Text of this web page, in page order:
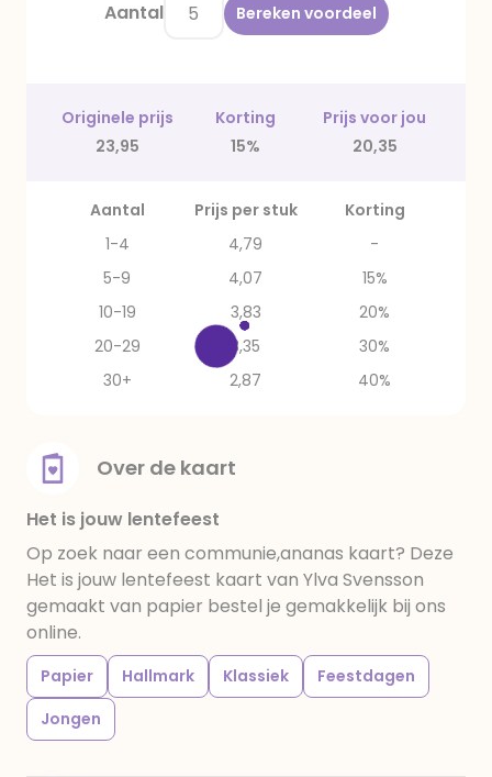
Aantal Bereken voordeel
Originele prijs Korting
Prijs voor jou
23,95
15% 20,35
Aantal Prijs per stuk
Korting
1-4
4,79
-
5-9
4,07
15%
10-19
3,83
20%
20-29
3,35
30%
30+
2,87 40%
Over de kaart
Het is jouw lentefeest
Op zoek naar een communie,ananas kaart? Deze
Het is jouw lentefeest kaart van Ylva Svensson
gemaakt van papier bestel je gemakkelijk bij ons
online.
Papier Hallmark Klassiek
Feestdagen
Jongen